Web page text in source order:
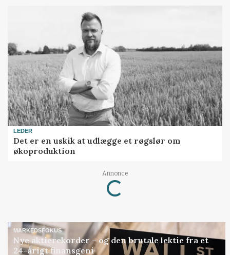
LEDER
Det er en uskik at udlægge et røgslør om
økoproduktion
Annonce
Loading...
MARKEDSFOKUS
Nye aktierekorder – og den brutale lektie fra et
24-årigt finansgeni